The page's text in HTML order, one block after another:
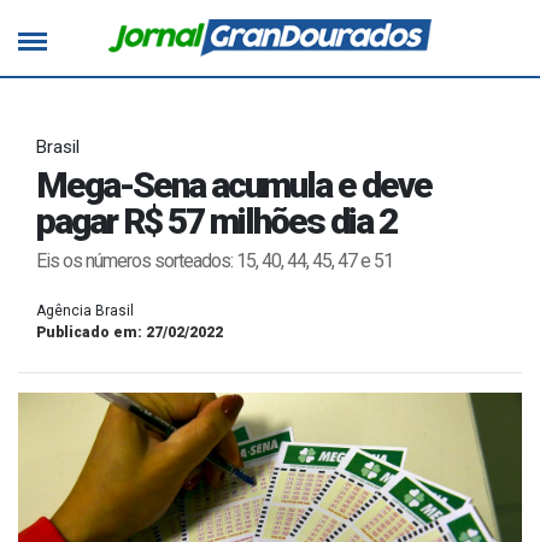
Brasil
Mega-Sena acumula e deve
pagar R$ 57 milhões dia 2
Eis os números sorteados: 15, 40, 44, 45, 47 e 51
Agência Brasil
Publicado em: 27/02/2022